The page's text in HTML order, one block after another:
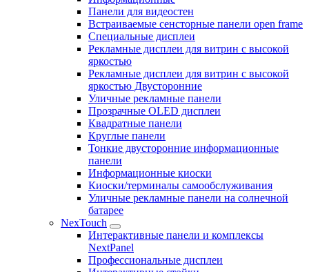
Панели для видеостен
Встраиваемые сенсторные панели open frame
Специальные дисплеи
Рекламные дисплеи для витрин с высокой
яркостью
Рекламные дисплеи для витрин с высокой
яркостью Двусторонние
Уличные рекламные панели
Прозрачные OLED дисплеи
Квадратные панели
Круглые панели
Тонкие двусторонние информационные
панели
Информационные киоски
Киоски/терминалы самообслуживания
Уличные рекламные панели на солнечной
батарее
NexTouch
Интерактивные панели и комплексы
NextPanel
Профессиональные дисплеи